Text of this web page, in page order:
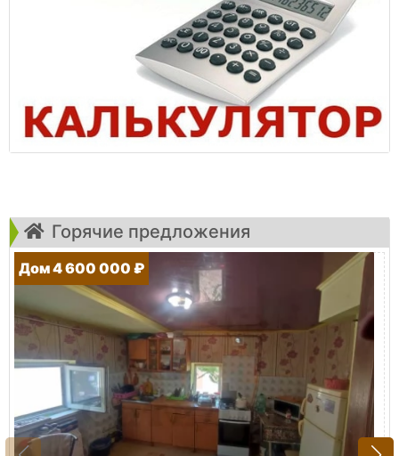
Горячие предложения
Дом 4 600 000 ₽